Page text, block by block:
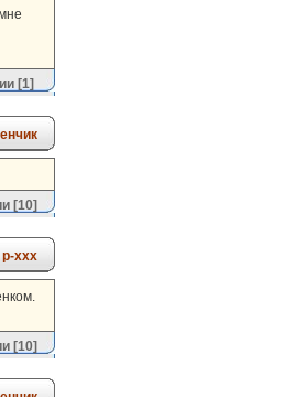
[1]
[10]
р-ххх
[10]